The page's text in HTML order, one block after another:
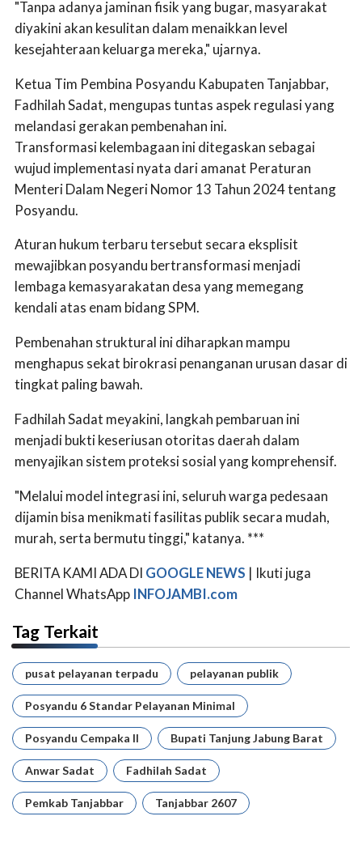
"Tanpa adanya jaminan fisik yang bugar, masyarakat
diyakini akan kesulitan dalam menaikkan level
kesejahteraan keluarga mereka," ujarnya.
Ketua Tim Pembina Posyandu Kabupaten Tanjabbar,
Fadhilah Sadat, mengupas tuntas aspek regulasi yang
melandasi gerakan pembenahan ini.
Transformasi kelembagaan ini ditegaskan sebagai
wujud implementasi nyata dari amanat Peraturan
Menteri Dalam Negeri Nomor 13 Tahun 2024 tentang
Posyandu.
Aturan hukum terbaru tersebut secara eksplisit
mewajibkan posyandu bertransformasi menjadi
lembaga kemasyarakatan desa yang memegang
kendali atas enam bidang SPM.
Pembenahan struktural ini diharapkan mampu
menghapus sekat birokrasi penanganan urusan dasar di
tingkat paling bawah.
Fadhilah Sadat meyakini, langkah pembaruan ini
menjadi bukti keseriusan otoritas daerah dalam
menyajikan sistem proteksi sosial yang komprehensif.
"Melalui model integrasi ini, seluruh warga pedesaan
dijamin bisa menikmati fasilitas publik secara mudah,
murah, serta bermutu tinggi," katanya. ***
BERITA KAMI ADA DI GOOGLE NEWS | Ikuti juga
Channel WhatsApp INFOJAMBI.com
Tag Terkait
pusat pelayanan terpadu pelayanan publik
Posyandu 6 Standar Pelayanan Minimal
Posyandu Cempaka II Bupati Tanjung Jabung Barat
Anwar Sadat Fadhilah Sadat
Pemkab Tanjabbar Tanjabbar 2607